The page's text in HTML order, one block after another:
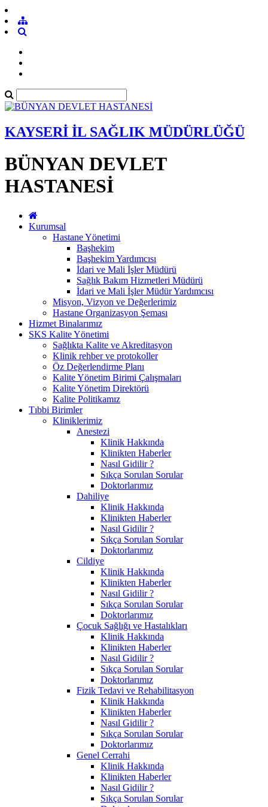
KAYSERİ İL SAĞLIK MÜDÜRLÜĞÜ
BÜNYAN DEVLET
HASTANESİ
Kurumsal
Hastane Yönetimi
Başhekim
Başhekim Yardımcısı
İdari ve Mali İşler Müdürü
Sağlık Bakım Hizmetleri Müdürü
İdari ve Mali İşler Müdür Yardımcısı
Misyon, Vizyon ve Değerlerimiz
Hastane Organizasyon Şeması
Hizmet Binalarımız
SKS Kalite Yönetimi
Sağlıkta Kalite ve Akreditasyon
Klinik rehber ve protokoller
Öz Değerlendirme Planı
Kalite Yönetim Birimi Çalışmaları
Kalite Yönetim Direktörü
Kalite Politikamız
Tıbbi Birimler
Kliniklerimiz
Anestezi
Klinik Hakkında
Klinikten Haberler
Nasıl Gidilir ?
Sıkça Sorulan Sorular
Doktorlarımız
Dahiliye
Klinik Hakkında
Klinikten Haberler
Nasıl Gidilir ?
Sıkça Sorulan Sorular
Doktorlarımız
Cildiye
Klinik Hakkında
Klinikten Haberler
Nasıl Gidilir ?
Sıkça Sorulan Sorular
Doktorlarımız
Çocuk Sağlığı ve Hastalıkları
Klinik Hakkında
Klinikten Haberler
Nasıl Gidilir ?
Sıkça Sorulan Sorular
Doktorlarımız
Fizik Tedavi ve Rehabilitasyon
Klinik Hakkında
Klinikten Haberler
Nasıl Gidilir ?
Sıkça Sorulan Sorular
Doktorlarımız
Genel Cerrahi
Klinik Hakkında
Klinikten Haberler
Nasıl Gidilir ?
Sıkça Sorulan Sorular